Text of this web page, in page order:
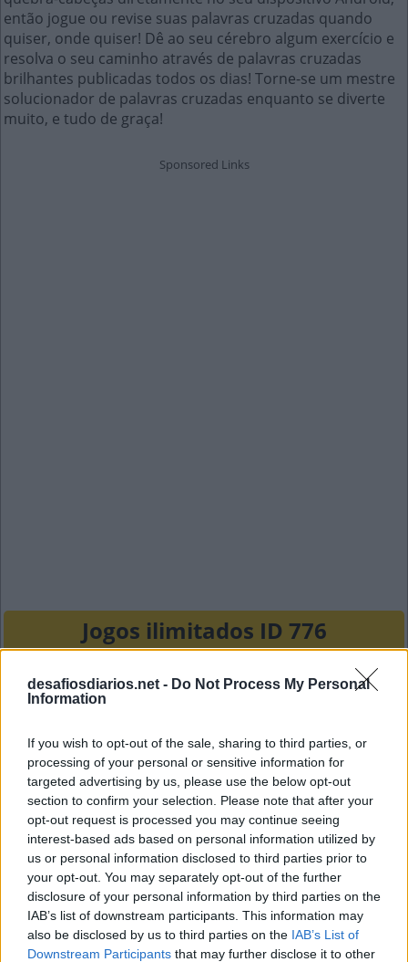
desafiosdiarios.net - Do Not Process My Personal
Information
If you wish to opt-out of the sale, sharing to third parties, or
processing of your personal or sensitive information for
targeted advertising by us, please use the below opt-out
section to confirm your selection. Please note that after your
opt-out request is processed you may continue seeing
interest-based ads based on personal information utilized by
us or personal information disclosed to third parties prior to
your opt-out. You may separately opt-out of the further
disclosure of your personal information by third parties on the
IAB’s list of downstream participants. This information may
also be disclosed by us to third parties on the IAB’s List of
Downstream Participants that may further disclose it to other
então jogue ou revise suas palavras cruzadas quando
quiser, onde quiser! Dê ao seu cérebro algum exercício e
resolva o seu caminho através de palavras cruzadas
brilhantes publicadas todos os dias! Torne-se um mestre
solucionador de palavras cruzadas enquanto se diverte
muito, e tudo de graça!
Jogos ilimitados ID 776
R A
C
A P E L A
O
A
L E T
A
S
E L A
R
A
M O R
Animal roedor de hábitos noturnos:
P
A C
A
O nome da asinha do avião: